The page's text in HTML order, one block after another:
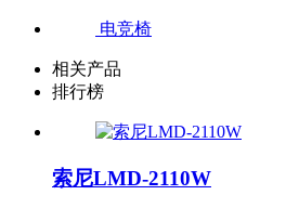
电竞椅
相关产品
排行榜
索尼LMD-2110W